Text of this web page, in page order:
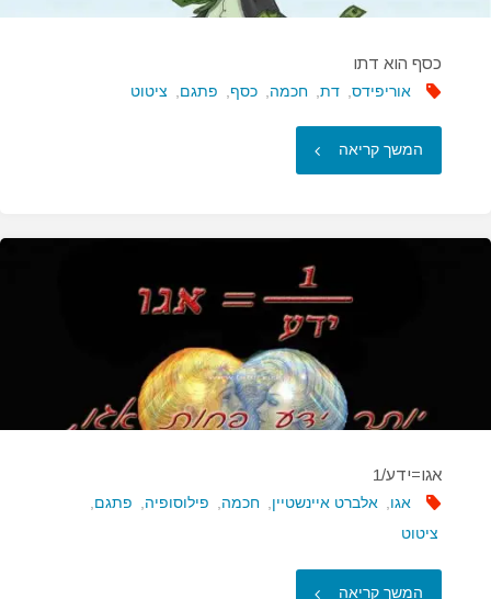
כסף הוא דתו
אוריפידס דת חכמה כסף, פתגם ציטוט
המשך קריאה "כסף
דתו"
אגו=ידע/1
אגו, אלברט איינשטיין, חכמה, פילוסופיה, פתגם,
ציטוט
המשך קריאה "אגו=ידע/1"